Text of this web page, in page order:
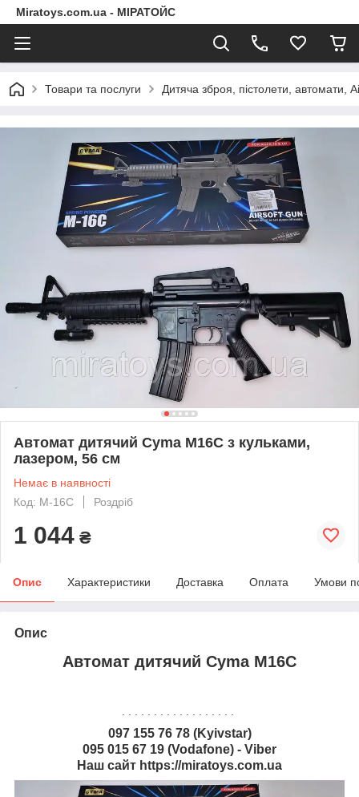
Miratoys.com.ua - МІРАТОЙС
Товари та послуги Дитяча зброя, пістолети, автомати,
Автомат дитячий Cyma M16C з кульками,
лазером, 56 см
Немає в наявності
Код: M-16C
Роздріб
1 044 ₴
Опис Характеристики Доставка Оплата Умови
Опис
Автомат дитячий Cyma M16C
. . . . . . . . . . . . . . . . . .
097 155 76 78 (Kyivstar)
095 015 67 19 (Vodafone) - Viber
Наш сайт https://miratoys.com.ua